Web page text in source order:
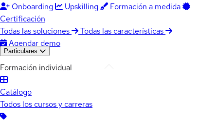
Onboarding
Upskilling
Formación a medida
Certificación
Todas las soluciones
Todas las características
Agendar demo
Particulares
Formación individual
Catálogo
Todos los cursos y carreras